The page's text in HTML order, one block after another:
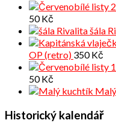
50Kč
šála
OP (retro) 350Kč
50Kč
Historický kalendář